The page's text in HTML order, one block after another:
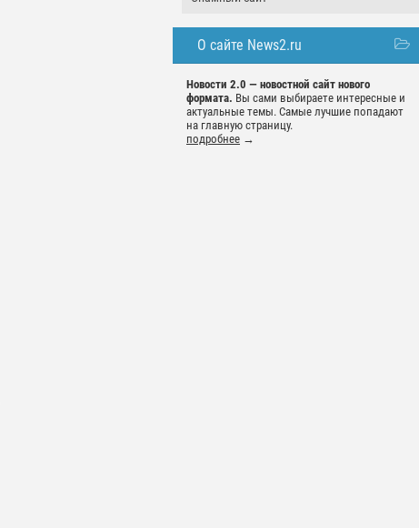
О сайте News2.ru
Новости 2.0 — новостной сайт нового
формата. Вы сами выбираете интересные и
актуальные темы. Самые лучшие попадают
на главную страницу.
подробнее →